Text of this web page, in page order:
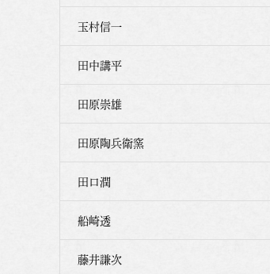
玉村信一
田中講平
田原崇雄
田原陶兵衛窯
田口潤
船崎透
藤井謙次